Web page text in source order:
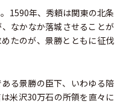
1590年、秀頼は関東の北条
なかなか落城させることが
たのが、景勝とともに征伐
る景勝の臣下、いわゆる陪
米沢30万石の所領を直々に